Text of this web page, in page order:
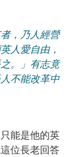
，乃人經營
人愛自由，
。」有志竟
不能改革中
能是他的英
位長老回答